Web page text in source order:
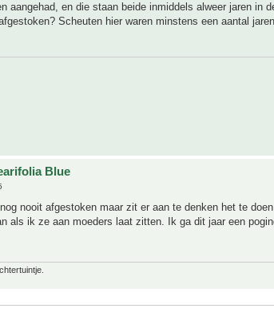
aangehad, en die staan beide inmiddels alweer jaren in
Scheuten hier waren minstens een aantal
Blue
nooit afgestoken maar zit er aan te denken het te
als ik ze aan moeders laat zitten. Ik ga dit jaar een